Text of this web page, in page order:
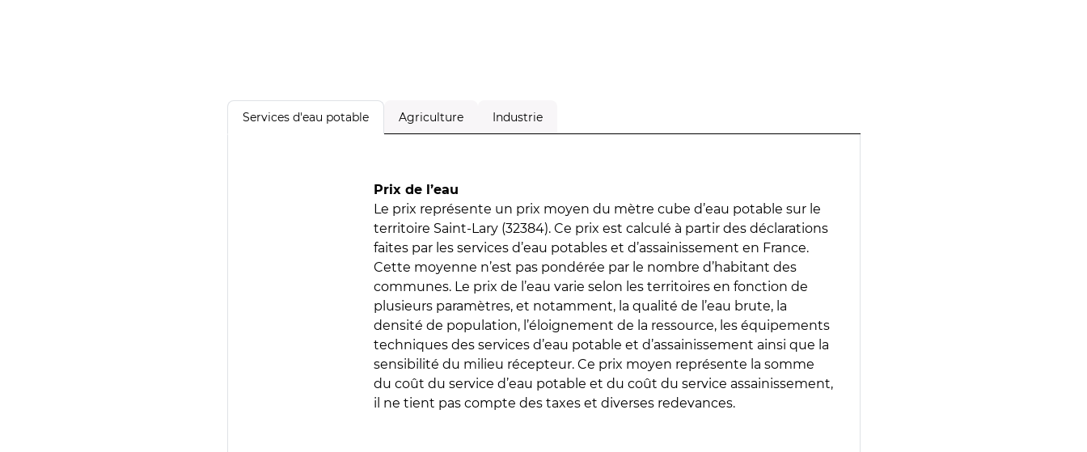
Services d'eau potable Agriculture Industrie
Prix de l’eau
Le prix représente un prix moyen du mètre cube d’eau potable sur le
territoire Saint-Lary (32384). Ce prix est calculé à partir des déclarations
faites par les services d’eau potables et d’assainissement en France.
Cette moyenne n’est pas pondérée par le nombre d’habitant des
communes. Le prix de l’eau varie selon les territoires en fonction de
plusieurs paramètres, et notamment, la qualité de l’eau brute, la
densité de population, l’éloignement de la ressource, les équipements
techniques des services d’eau potable et d’assainissement ainsi que la
sensibilité du milieu récepteur. Ce prix moyen représente la somme
du coût du service d’eau potable et du coût du service assainissement,
il ne tient pas compte des taxes et diverses redevances.